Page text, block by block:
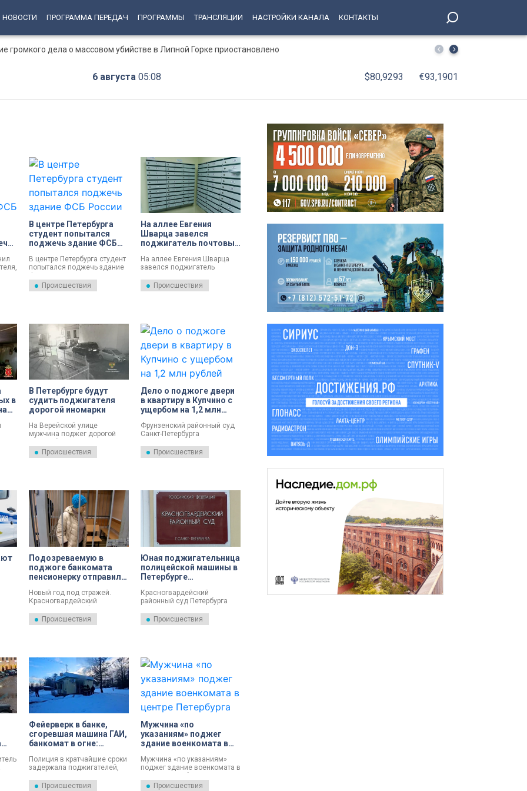
НОВОСТИ ПРОГРАММА ПЕРЕДАЧ ПРОГРАММЫ ТРАНСЛЯЦИИ НАСТРОЙКИ КАНАЛА КОНТАКТЫ
громкого дела о массовом убийстве в Липной Горке приостановлено В Петербурге принят Единый стандарт обслуживания
6 августа 05:08 $80,9293 €93,1901
В центре Петербурга
студент попытался
поджечь здание ФСБ
В центре Петербурга студент
попытался поджечь здание
Происшествия
На аллее Евгения
Шварца завелся
поджигатель почтовых
На аллее Евгения Шварца
завелся поджигатель
Происшествия
в
Об
В Петербурге будут
судить поджигателя
дорогой иномарки
На Верейской улице
мужчина поджег дорогой
Злоумышленника нашли по
камерам и теперь будут
Происшествия
Дело о поджоге двери
в квартиру в Купчино с
ущербом на 1,2 млн
Фрунзенский районный суд
Санкт-Петербурга
дело против двоих
несовершеннолетних
весь дом.
Происшествия
Подозреваемую в
поджоге банкомата
пенсионерку отправили
Новый год под стражей.
Красногвардейский
районный суд избрал меру
пресечения 68-летней
пенсионерке Антонине
Происшествия
Юная поджигательница
полицейской машины в
Петербурге
домашний арест
Красногвардейский
районный суд Петербурга
следствия об избрании меры
пресечения в отношении
полицейского автомобиля.
Происшествия
Фейерверк в банке,
сгоревшая машина ГАИ,
банкомат в огне:
поджигавших в
Петербурге и
Ленобласти
Полиция в кратчайшие сроки
задержала поджигателей,
Петербурге и Ленобласти по
Происшествия
Мужчина «по
указаниям» поджег
здание военкомата в
Мужчина «по указаниям»
поджег здание военкомата в
центре Петербурга. Его
задержали.
Происшествия